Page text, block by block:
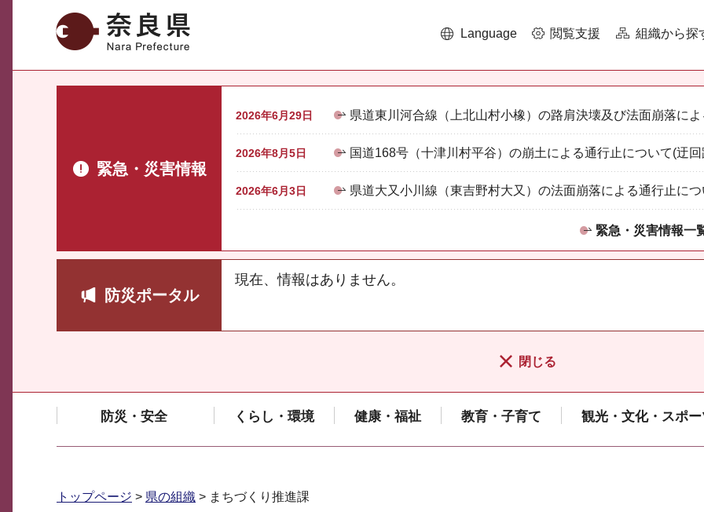
奈良県 Language 閲覧支援 組織から探
緊急・災害情報
2026年6月29日 県道東川河合線（上北山村小橡）の路肩決壊及び法面崩落に
2026年8月5日 国道168号（十津川村平谷）の崩土による通行止について(迂
2026年6月3日 県道大又小川線（東吉野村大又）の法面崩落による通行止に
緊急・災害情報一
防災ポータル
現在、情報はありません。
閉じる
防災・安全 くらし・環境 健康・福祉 教育・子育て 観光・文化・スポー
トップページ > 県の組織 > まちづくり推進課